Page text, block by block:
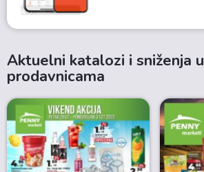
Aktuelni katalozi i sniženja u
prodavnicama